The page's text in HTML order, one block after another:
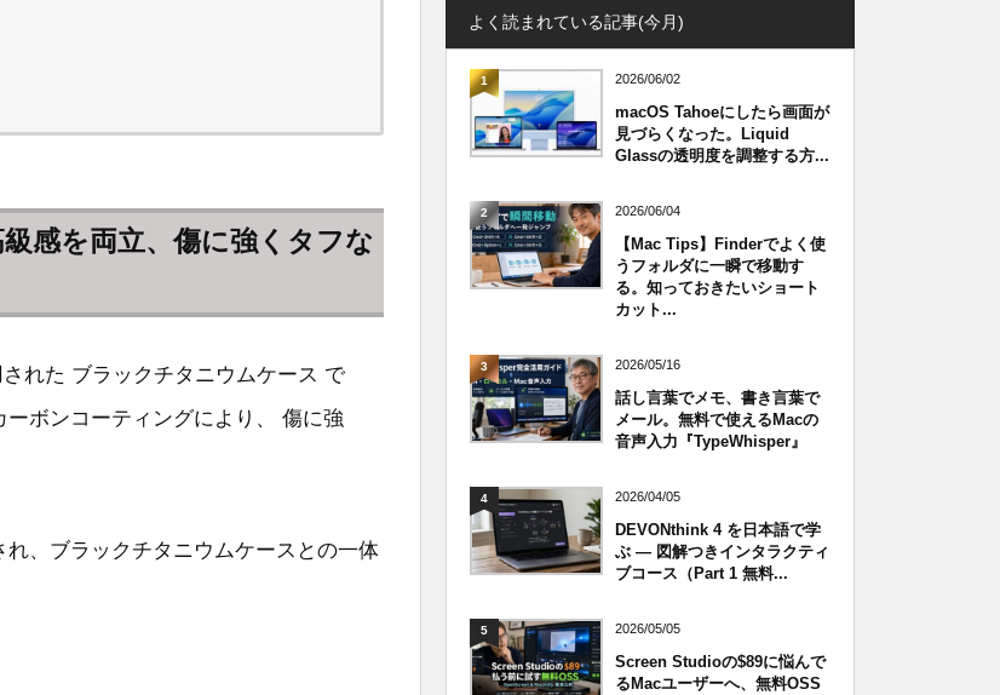
感を両立、傷に強くタフな
れた ブラックチタニウムケース で
ボンコーティングにより、 傷に強
、ブラックチタニウムケースとの一体
よく読まれている記事(今月)
1 2026/06/02
macOS Tahoeにしたら画面が
見づらくなった。Liquid
Glassの透明度を調整する方...
2 2026/06/04
【Mac Tips】Finderでよく使
うフォルダに一瞬で移動す
る。知っておきたいショート
カット...
3 2026/05/16
話し言葉でメモ、書き言葉で
メール。無料で使えるMacの
音声入力『TypeWhisper』
4 2026/04/05
DEVONthink 4 を日本語で学
ぶ — 図解つきインタラクティ
ブコース（Part 1 無料...
5 2026/05/05
Screen Studioの$89に悩んで
るMacユーザーへ、無料OSS